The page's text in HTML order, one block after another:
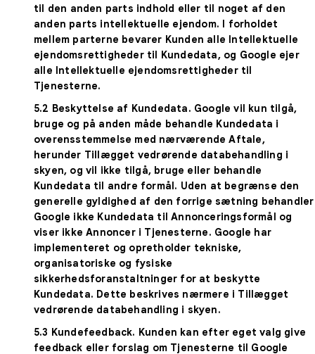
til den anden parts indhold eller til noget af den
anden parts intellektuelle ejendom. I forholdet
mellem parterne bevarer Kunden alle Intellektuelle
ejendomsrettigheder til Kundedata, og Google ejer
alle Intellektuelle ejendomsrettigheder til
Tjenesterne.
5.2 Beskyttelse af Kundedata. Google vil kun tilgå,
bruge og på anden måde behandle Kundedata i
overensstemmelse med nærværende Aftale,
herunder Tillægget vedrørende databehandling i
skyen, og vil ikke tilgå, bruge eller behandle
Kundedata til andre formål. Uden at begrænse den
generelle gyldighed af den forrige sætning behandler
Google ikke Kundedata til Annonceringsformål og
viser ikke Annoncer i Tjenesterne. Google har
implementeret og opretholder tekniske,
organisatoriske og fysiske
sikkerhedsforanstaltninger for at beskytte
Kundedata. Dette beskrives nærmere i Tillægget
vedrørende databehandling i skyen.
5.3 Kundefeedback. Kunden kan efter eget valg give
feedback eller forslag om Tjenesterne til Google